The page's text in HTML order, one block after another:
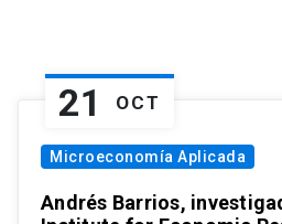
21 OCT
Microeconomía Aplicada
Andrés Barrios,